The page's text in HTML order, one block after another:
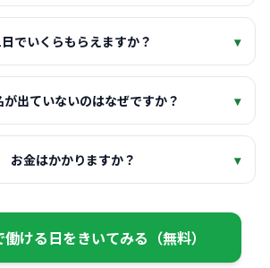
でいくらもらえますか？ ▾
が出ていないのはなぜですか？ ▾
お金はかかりますか？ ▾
ける日をきいてみる（無料）